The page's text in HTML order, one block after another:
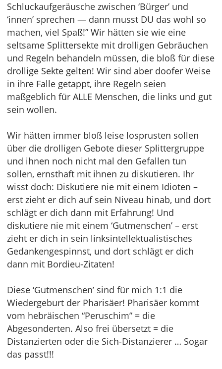
Schluckaufgeräusche zwischen ‘Bürger’ und
‘innen’ sprechen — dann musst DU das wohl so
machen, viel Spaß!” Wir hätten sie wie eine
seltsame Splittersekte mit drolligen Gebräuchen
und Regeln behandeln müssen, die bloß für diese
drollige Sekte gelten! Wir sind aber doofer Weise
in ihre Falle getappt, ihre Regeln seien
maßgeblich für ALLE Menschen, die links und gut
sein wollen.
Wir hätten immer bloß leise losprusten sollen
über die drolligen Gebote dieser Splittergruppe
und ihnen noch nicht mal den Gefallen tun
sollen, ernsthaft mit ihnen zu diskutieren. Ihr
wisst doch: Diskutiere nie mit einem Idioten –
erst zieht er dich auf sein Niveau hinab, und dort
schlägt er dich dann mit Erfahrung! Und
diskutiere nie mit einem ‘Gutmenschen’ – erst
zieht er dich in sein linksintellektualistisches
Gedankengespinnst, und dort schlägt er dich
dann mit Bordieu-Zitaten!
Diese ‘Gutmenschen’ sind für mich 1:1 die
Wiedergeburt der Pharisäer! Pharisäer kommt
vom hebräischen “Peruschim” = die
Abgesonderten. Also frei übersetzt = die
Distanzierten oder die Sich-Distanzierer … Sogar
das passt!!!